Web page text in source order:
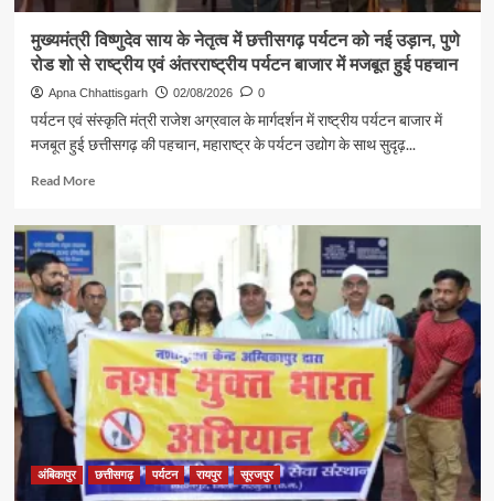
संस्कृति
एवं
धर्मस्व
श्री
राजेश
मुख्यमंत्री विष्णुदेव साय के नेतृत्व में छत्तीसगढ़ पर्यटन को नई उड़ान, पुणे
रोड शो से राष्ट्रीय एवं अंतरराष्ट्रीय पर्यटन बाजार में मजबूत हुई पहचान
Apna Chhattisgarh 02/08/2026 0
पर्यटन एवं संस्कृति मंत्री राजेश अग्रवाल के मार्गदर्शन में राष्ट्रीय पर्यटन बाजार में
मजबूत हुई छत्तीसगढ़ की पहचान, महाराष्ट्र के पर्यटन उद्योग के साथ सुदृढ़...
Read MoreRead
विष्णुदेव
साय
के
नेतृत्व
में
छत्तीसगढ़
पर्यटन
को
नई
उड़ान,
पुणे
रोड
अंबिकापुर छत्तीसगढ़ पर्यटन रायपुर सूरजपुर